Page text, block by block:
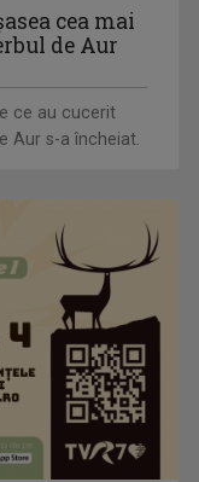
seară, la TVR
tricolorii luptă
cea mai
de Aur
ce au cucerit
Aur s-a încheiat.